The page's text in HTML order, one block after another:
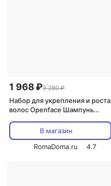
1 968 ₽3 280 ₽
Набор для укрепления и роста
волос Openface Шампунь
Сыворотка LostAndFound
100мл
В магазин
RomaDoma.ru
4.7